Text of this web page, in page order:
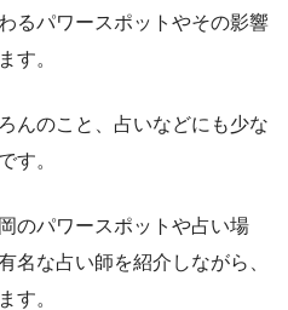
るパワースポットやその影響
す。
んのこと、占いなどにも少な
す。
のパワースポットや占い場
名な占い師を紹介しながら、
す。